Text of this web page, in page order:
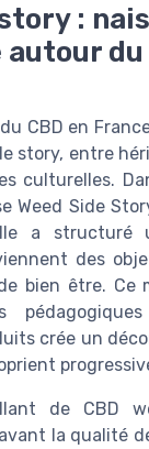
:
du
CBD en
story, entre
culturelles.
Weed Side
a structuré
des
bien être. Ce
crée un
de CBD
la qualité